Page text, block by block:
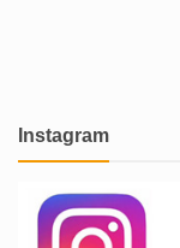
Instagram